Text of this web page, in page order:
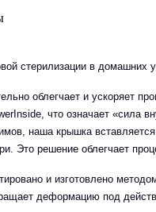
стерилизации в домашних
облегчает и ускоряет
что означает «сила
наша крышка
Это решение облегчает
и изготовлено
деформацию под